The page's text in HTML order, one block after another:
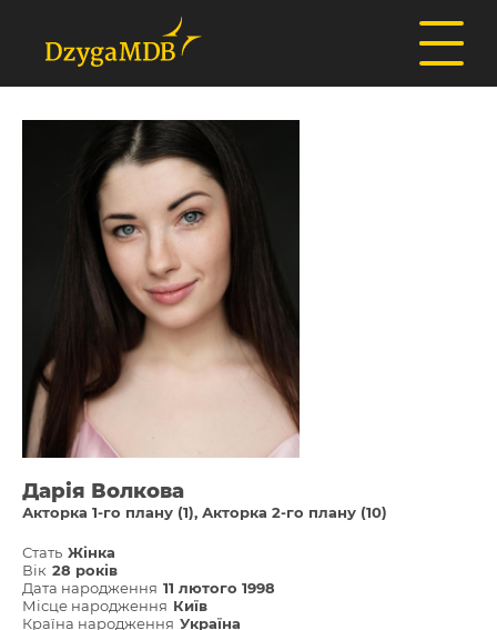
Дарія Волкова
Акторка 1-го плану (1) Акторка 2-го плану (10)
Стать Жінка
Вік 28 років
Дата народження 11 лютого 1998
Місце народження Київ
Країна народження Україна